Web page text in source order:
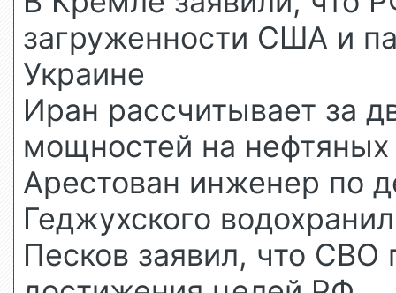
загруженности США и
Украине
Иран рассчитывает за
мощностей на нефтяных
Арестован инженер по
Геджухского
Песков заявил, что